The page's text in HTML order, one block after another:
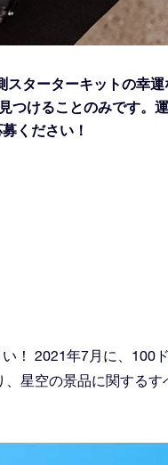
スターターキットの幸運
つけることのみです。
ください！
！ 2021年7月に、100
星空の景品に関するす